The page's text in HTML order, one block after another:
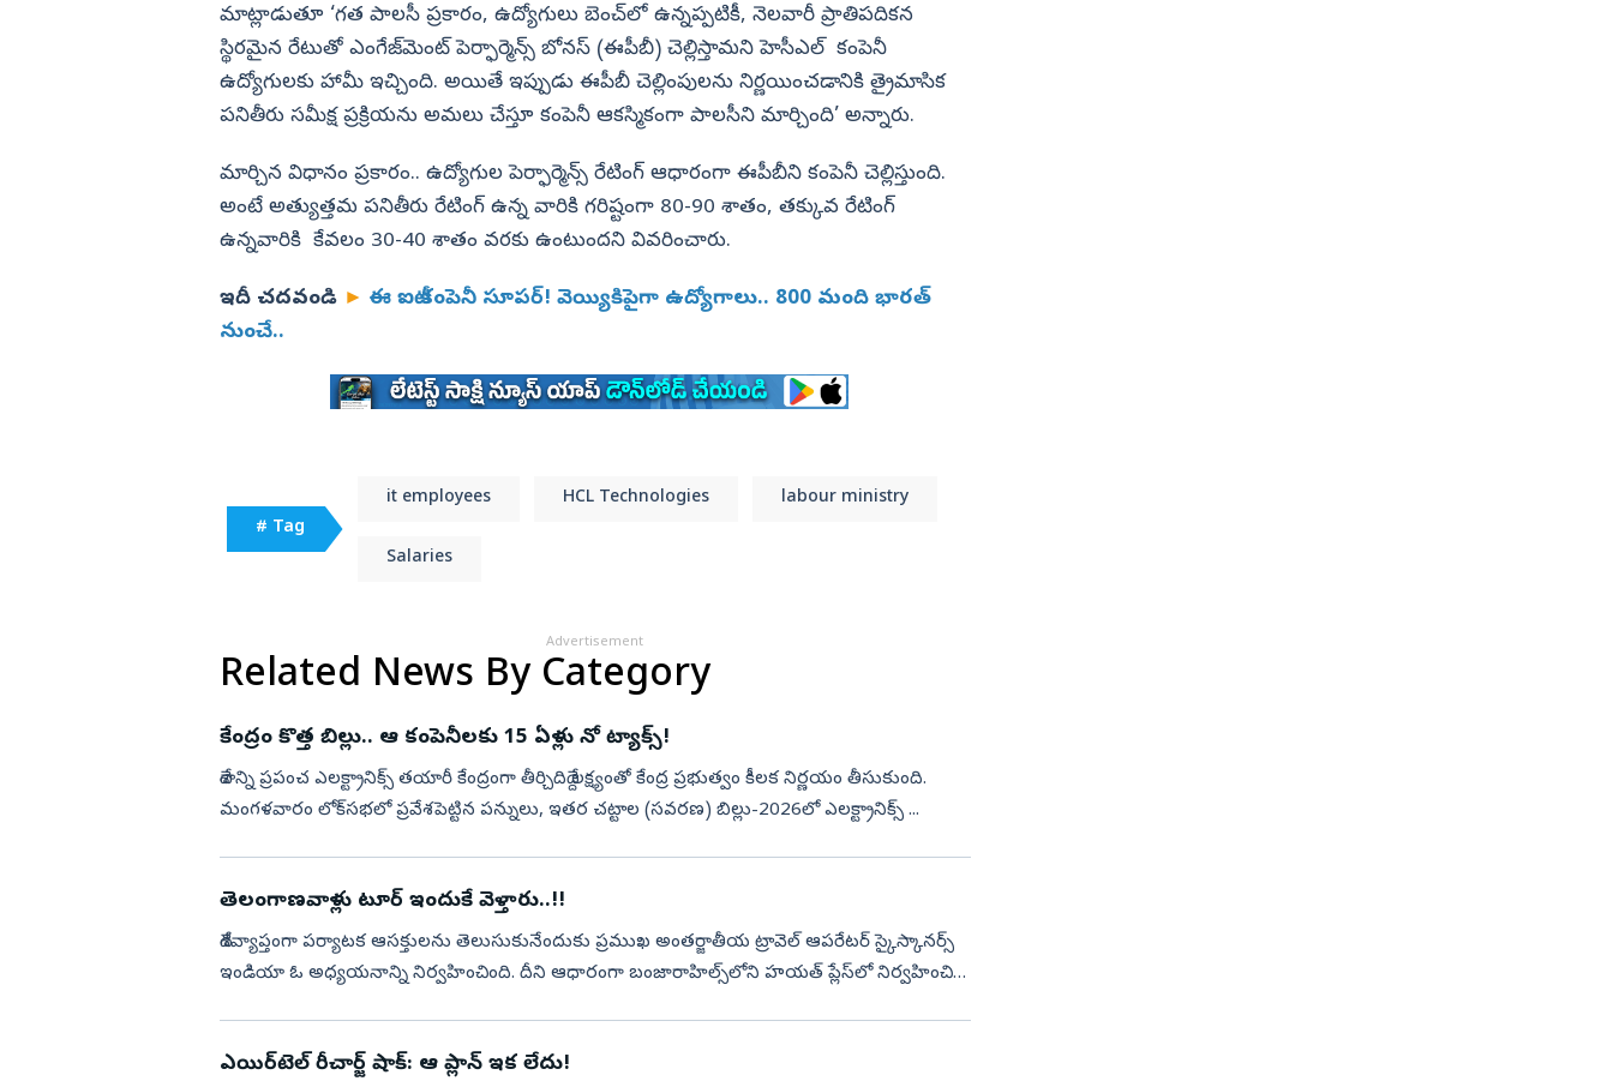
మాట్లాడుతూ ‘గత పాలసీ ప్రకారం, ఉద్యోగులు బెంచ్‌లో ఉన్నప్పటికీ, నెలవారీ ప్రాతిపదికన
స్థిరమైన రేటుతో ఎంగేజ్‌మెంట్ పెర్ఫార్మెన్స్ బోనస్ (ఈపీబీ) చెల్లిస్తామని హెసీఎల్‌ కంపెనీ
ఉద్యోగులకు హామీ ఇచ్చింది. అయితే ఇప్పుడు ఈపీబీ చెల్లింపులను నిర్ణయించడానికి త్రైమాసిక
పనితీరు సమీక్ష ప్రక్రియను అమలు చేస్తూ కంపెనీ ఆకస్మికంగా పాలసీని మార్చింది’ అన్నారు.
మార్చిన విధానం ప్రకారం.. ఉద్యోగుల పెర్ఫార్మెన్స్ రేటింగ్‌ ఆధారంగా ఈపీబీని కంపెనీ చెల్లిస్తుంది.
అంటే అత్యుత్తమ పనితీరు రేటింగ్‌ ఉన్న వారికి గరిష్టంగా 80-90 శాతం, తక్కువ రేటింగ్‌
ఉన్నవారికి కేవలం 30-40 శాతం వరకు ఉంటుందని వివరించారు.
ఇదీ చదవండి ► ఈ ఐటీ కంపెనీ సూపర్‌! వెయ్యికిపైగా ఉద్యోగాలు.. 800 మంది భారత్‌
నుంచే..
# Tag
it employees HCL Technologies labour ministry
Salaries
Advertisement
Related News By Category
కేంద్రం కొత్త బిల్లు.. ఆ కంపెనీలకు 15 ఏళ్లు నో ట్యాక్స్‌!
దేశాన్ని ప్రపంచ ఎలక్ట్రానిక్స్ తయారీ కేంద్రంగా తీర్చిదిద్దే లక్ష్యంతో కేంద్ర ప్రభుత్వం కీలక నిర్ణయం తీసుకుంది.
మంగళవారం లోక్‌సభలో ప్రవేశపెట్టిన పన్నులు, ఇతర చట్టాల (సవరణ) బిల్లు-2026లో ఎలక్ట్రానిక్స్ ...
తెలంగాణవాళ్లు టూర్‌ ఇందుకే వెళ్తారు..!!
దేశవ్యాప్తంగా పర్యాటక ఆసక్తులను తెలుసుకునేందుకు ప్రముఖ అంతర్జాతీయ ట్రావెల్‌ ఆపరేటర్‌ స్కైస్కానర్స్‌
ఇండియా ఓ అధ్యయనాన్ని నిర్వహించింది. దీని ఆధారంగా బంజారాహిల్స్‌లోని హయత్‌ ప్లేస్‌లో నిర్వహించిన
ఎయిర్‌టెల్ రీచార్జ్‌ షాక్‌: ఆ ప్లాన్‌ ఇక లేదు!